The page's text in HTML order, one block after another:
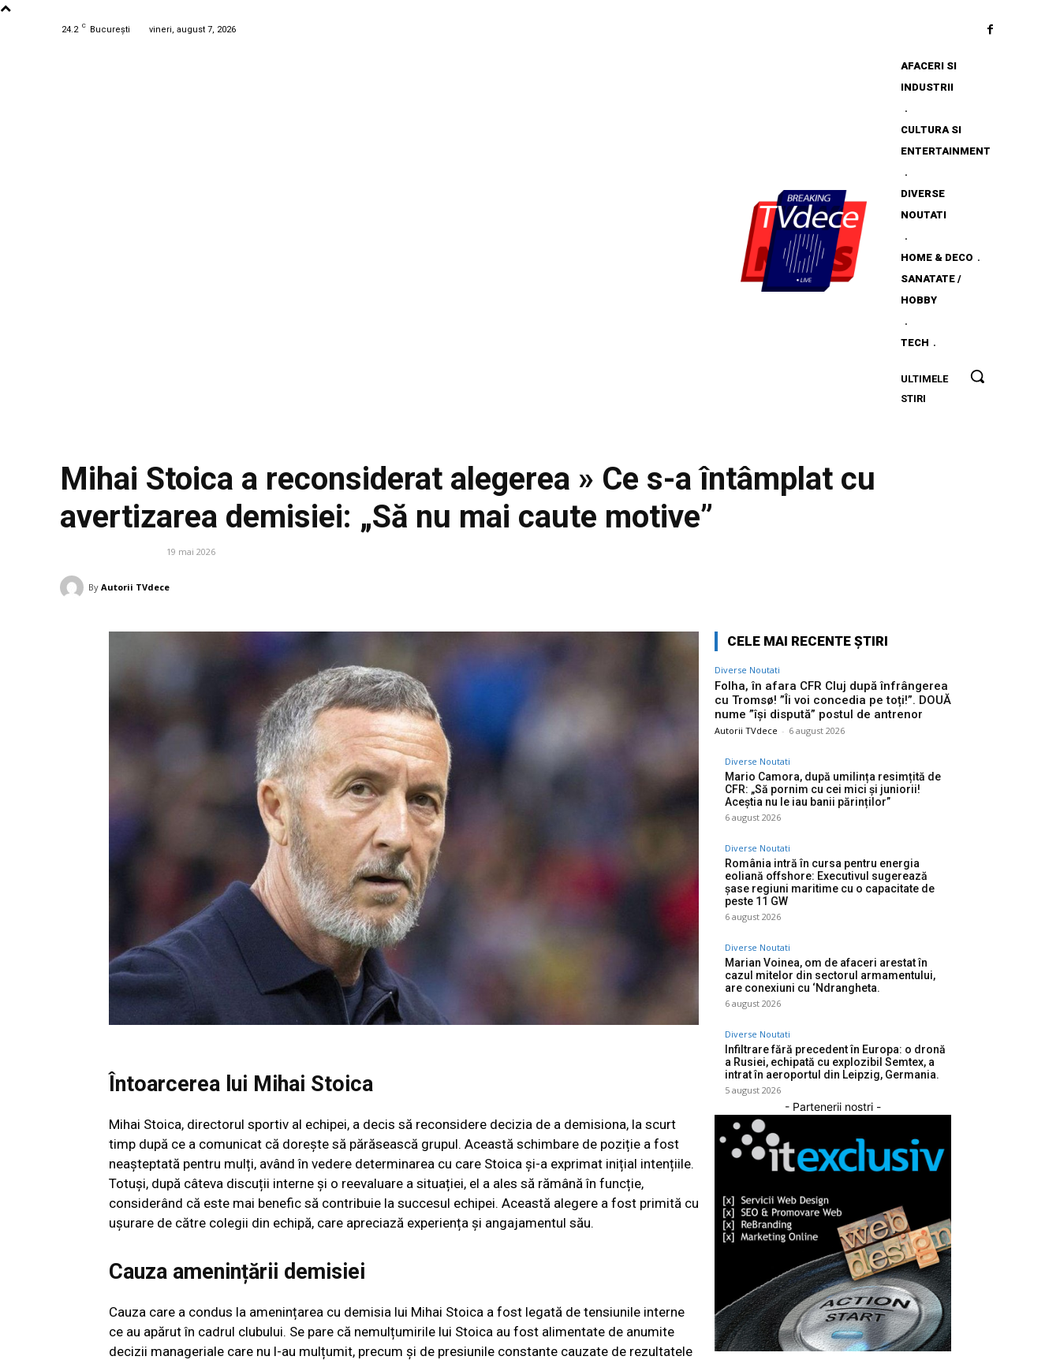
24.2 C București vineri, august 7, 2026
AFACERI SI
INDUSTRII
CULTURA SI
ENTERTAINMENT
DIVERSE
NOUTATI
HOME & DECO
SANATATE /
HOBBY
TECH
ULTIMELE
STIRI
Folha, în
Mihai Stoica a reconsiderat alegerea » Ce s-a întâmplat cu
avertizarea demisiei: „Să nu mai caute motive”
19 mai 2026
By Autorii TVdece
Întoarcerea lui Mihai Stoica
Mihai Stoica, directorul sportiv al echipei, a decis să reconsidere decizia de a demisiona, la scurt
timp după ce a comunicat că dorește să părăsească grupul. Această schimbare de poziție a fost
neașteptată pentru mulți, având în vedere determinarea cu care Stoica și-a exprimat inițial intențiile.
Totuși, după câteva discuții interne și o reevaluare a situației, el a ales să rămână în funcție,
considerând că este mai benefic să contribuie la succesul echipei. Această alegere a fost primită cu
ușurare de către colegii din echipă, care apreciază experiența și angajamentul său.
Cauza amenințării demisiei
Cauza care a condus la amenințarea cu demisia lui Mihai Stoica a fost legată de tensiunile interne
ce au apărut în cadrul clubului. Se pare că nemulțumirile lui Stoica au fost alimentate de anumite
decizii manageriale care nu l-au mulțumit, precum și de presiunile constante cauzate de rezultatele
CELE MAI RECENTE ȘTIRI
Diverse Noutati
Folha, în afara CFR Cluj după înfrângerea
cu Tromsø! ”Îi voi concedia pe toți!”. DOUĂ
nume ”își dispută” postul de antrenor
Autorii TVdece - 6 august 2026
Diverse Noutati
Mario Camora, după umilința resimțită de
CFR: „Să pornim cu cei mici și juniorii!
Aceștia nu le iau banii părinților”
6 august 2026
Diverse Noutati
România intră în cursa pentru energia
eoliană offshore: Executivul sugerează
șase regiuni maritime cu o capacitate de
peste 11 GW
6 august 2026
Diverse Noutati
Marian Voinea, om de afaceri arestat în
cazul mitelor din sectorul armamentului,
are conexiuni cu ‘Ndrangheta.
6 august 2026
Diverse Noutati
Infiltrare fără precedent în Europa: o dronă
a Rusiei, echipată cu explozibil Semtex, a
intrat în aeroportul din Leipzig, Germania.
5 august 2026
- Partenerii nostri -